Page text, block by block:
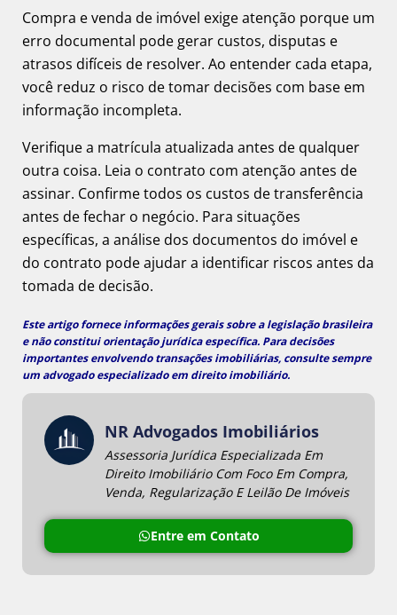
Compra e venda de imóvel exige atenção porque um
erro documental pode gerar custos, disputas e
atrasos difíceis de resolver. Ao entender cada etapa,
você reduz o risco de tomar decisões com base em
informação incompleta.
Verifique a matrícula atualizada antes de qualquer
outra coisa. Leia o contrato com atenção antes de
assinar. Confirme todos os custos de transferência
antes de fechar o negócio. Para situações
específicas, a análise dos documentos do imóvel e
do contrato pode ajudar a identificar riscos antes da
tomada de decisão.
Este artigo fornece informações gerais sobre a legislação brasileira
e não constitui orientação jurídica específica. Para decisões
importantes envolvendo transações imobiliárias, consulte sempre
um advogado especializado em direito imobiliário.
NR Advogados Imobiliários
Assessoria Jurídica Especializada Em
Direito Imobiliário Com Foco Em Compra,
Venda, Regularização E Leilão De Imóveis
Entre em Contato